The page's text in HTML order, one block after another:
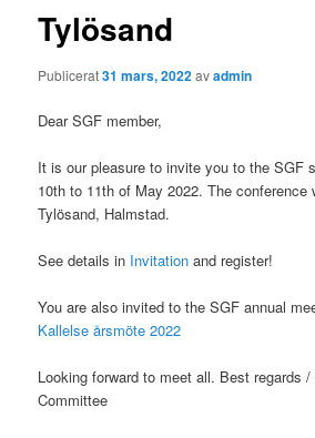
Tylösand
Publicerat31 mars, 2022avadmin
Dear SGF member,
It is our pleasure to invite you to the SGF
10th to 11th of May 2022. The conference
Tylösand, Halmstad.
See details in Invitation and register!
You are also invited to the SGF annual
Kallelse årsmöte 2022
Looking forward to meet all. Best regards
Committee